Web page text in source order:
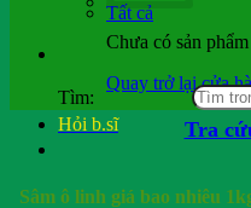
Chưa có sản
Quay trở lại cửa
Hỏi b.sĩ
Tất cả
Tìm:
Tra
Sâm ô linh giá bao nhiêu